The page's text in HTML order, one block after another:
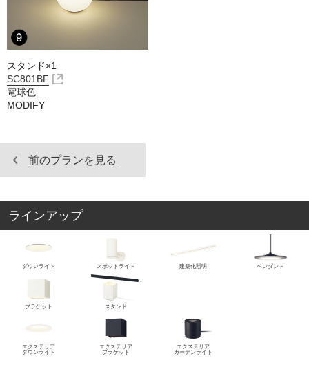
スタンド×1
SC801BF
電球色
MODIFY
前のプランを見る
ラインアップ
ダウンライト スポットライト 建築化照明 ペンダント
ブラケット スタンド
エクステリア
ダウンライト
エクステリア
ブラケット
エクステリア
ガーデンライト